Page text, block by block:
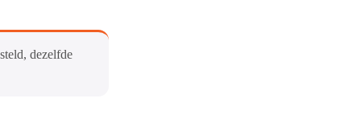
dezelfde